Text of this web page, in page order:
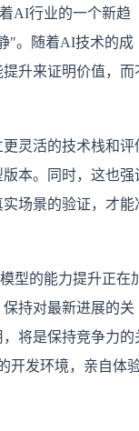
AI行业的一个新趋
"。随着AI技术的成
升来证明价值，而
灵活的技术栈和评
本。同时，这也强
场景的验证，才能
型的能力提升正在
持对最新进展的关
将是保持竞争力的
开发环境，亲自体